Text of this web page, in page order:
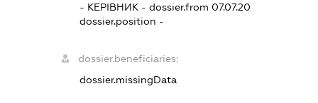
- КЕРІВНИК - dossier.from 07.07.20
dossier.position -
dossier.beneficiaries:
dossier.missingData